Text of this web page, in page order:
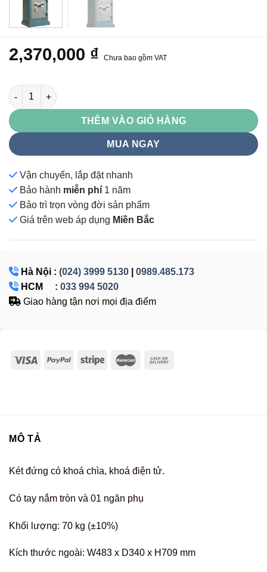
2,370,000 ₫ Chưa bao gồm VAT
KA40DT số lượng
THÊM VÀO GIỎ HÀNG
MUA NGAY
Vận chuyển, lắp đặt nhanh
Bảo hành miễn phí 1 năm
Bảo trì trọn vòng đời sản phẩm
Giá trên web áp dụng Miền Bắc
Hà Nội : (024) 3999 5130
0989.485.173
HCM : 033 994 5020
Giao hàng tận nơi mọi địa điểm
MÔ TẢ
Két đứng có khoá chìa, khoá điện tử.
Có tay nắm tròn và 01 ngăn phụ
Khối lượng: 70 kg (±10%)
Kích thước ngoài: W483 x D340 x H709 mm